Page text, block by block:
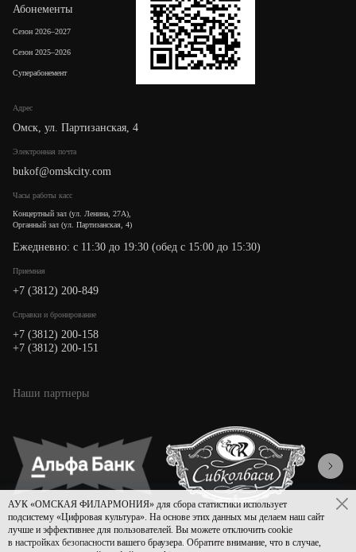
Адрес
Омск, ул. Партизанская, 4
Электронная почта
bukof@omskcity.com
Часы работы касс
Концертный зал (ул. Ленина, 27А),
Органный зал (ул. Партизанская, 4)
Ежедневно: с 11:30 до 19:30 (обед с 15:00 до 15:30)
Приемная
+7 (3812) 200-849
Cправки и бронирование
+7 (3812) 200-158
+7 (3812) 200-151
Абонементы
Сезон 2026–2027
Сезон 2025–2026
Суперабонемент
Наши партнеры
Политика конфиденциальности ДизайнAsmart
АУК «ОМСКАЯ ФИЛАРМОНИЯ» для сбора статистики использует
подсистему «Цифровая культура». На основе этих данных мы делаем наш сайт
лучше и эффективнее для пользователей. Вы можете отключить cookie
в настройках безопасности вашего браузера. Обратите внимание, что в случае,